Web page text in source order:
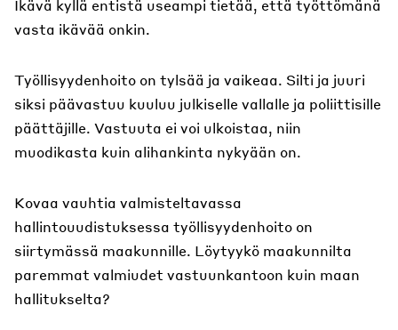
Ikävä kyllä entistä useampi tietää, että työttömänä
vasta ikävää onkin.
Työllisyydenhoito on tylsää ja vaikeaa. Silti ja juuri
siksi päävastuu kuuluu julkiselle vallalle ja poliittisille
päättäjille. Vastuuta ei voi ulkoistaa, niin
muodikasta kuin alihankinta nykyään on.
Kovaa vauhtia valmisteltavassa
hallintouudistuksessa työllisyydenhoito on
siirtymässä maakunnille. Löytyykö maakunnilta
paremmat valmiudet vastuunkantoon kuin maan
hallitukselta?